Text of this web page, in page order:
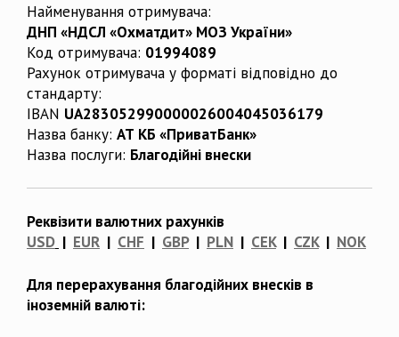
Найменування отримувача:
ДНП «НДСЛ «Охматдит» МОЗ України»
Код отримувача: 01994089
Рахунок отримувача у форматі відповідно до
стандарту:
IBAN UA283052990000026004045036179
Назва банку: АТ КБ «ПриватБанк»
Назва послуги: Благодійні внески
Реквізити валютних рахунків
USD | EUR | CHF | GBP| PLN | CEK| CZK| NOK
Для перерахування благодійних внесків в
іноземній валюті: